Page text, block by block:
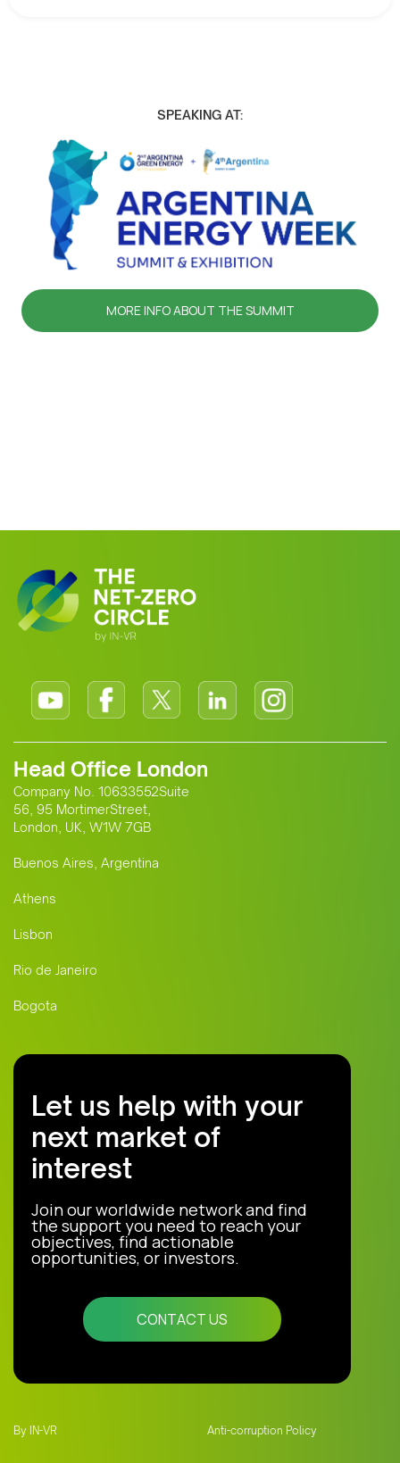
SPEAKING AT:
MORE INFO ABOUT THE SUMMIT
Head Office London
Company No. 10633552Suite
56, 95 MortimerStreet,
London, UK, W1W 7GB
Buenos Aires, Argentina
Athens
Lisbon
Rio de Janeiro
Bogota
Let us help with your
next market of
interest
Join our worldwide network and find
the support you need to reach your
objectives, find actionable
opportunities, or investors.
CONTACT US
By IN-VR Anti-corruption Policy